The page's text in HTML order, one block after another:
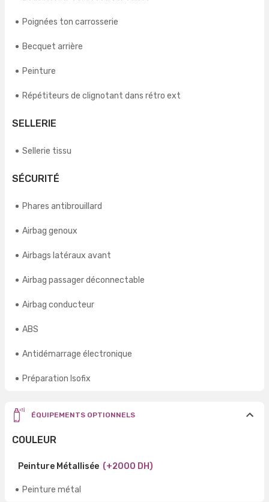
Poignées ton carrosserie
Becquet arrière
Peinture
Répétiteurs de clignotant dans rétro ext
SELLERIE
Sellerie tissu
SÉCURITÉ
Phares antibrouillard
Airbag genoux
Airbags latéraux avant
Airbag passager déconnectable
Airbag conducteur
ABS
Antidémarrage électronique
Préparation Isofix
ÉQUIPEMENTS OPTIONNELS
COULEUR
Peinture Métallisée (+2000 DH)
Peinture métal